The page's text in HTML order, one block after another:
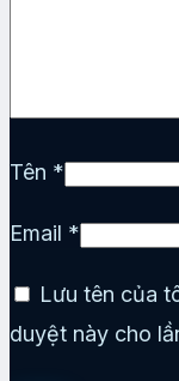
Tên *
Email *
Lưu tên của
duyệt này cho